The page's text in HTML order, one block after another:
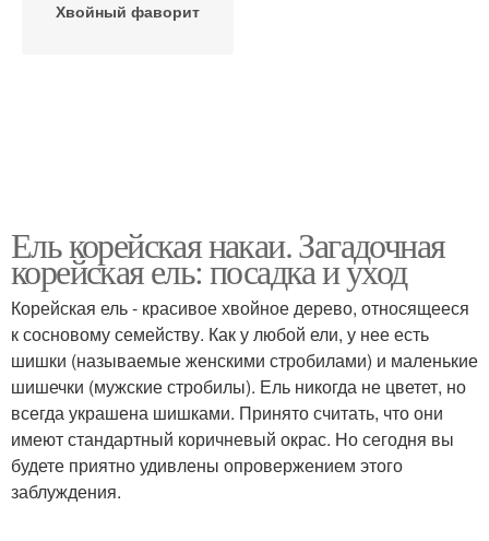
Хвойный фаворит
Ель корейская накаи. Загадочная
корейская ель: посадка и уход
Корейская ель - красивое хвойное дерево, относящееся
к сосновому семейству. Как у любой ели, у нее есть
шишки (называемые женскими стробилами) и маленькие
шишечки (мужские стробилы). Ель никогда не цветет, но
всегда украшена шишками. Принято считать, что они
имеют стандартный коричневый окрас. Но сегодня вы
будете приятно удивлены опровержением этого
заблуждения.